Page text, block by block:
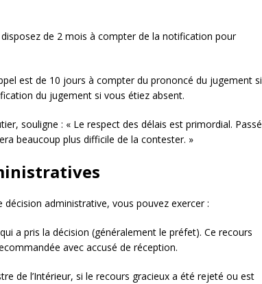
disposez de 2 mois à compter de la notification pour
est de 10 jours à compter du prononcé du jugement si
du jugement si vous étiez absent.
souligne : « Le respect des délais est primordial. Passé
beaucoup plus difficile de la contester. »
décision administrative, vous pouvez exercer :
a pris la décision (généralement le préfet). Ce recours
avec accusé de réception.
de l’Intérieur, si le recours gracieux a été rejeté ou est